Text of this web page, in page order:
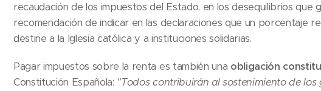
recaudación de los impuestos del Estado, en los desequilibrios que
recomendación de indicar en las declaraciones que un porcentaje
destine a la Iglesia católica y a instituciones solidarias.
Pagar impuestos sobre la renta es también una obligación
Constitución Española: "Todos contribuirán al sostenimiento de